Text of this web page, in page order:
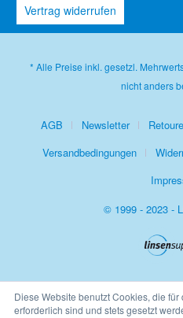
Vertrag widerrufen
* Alle Preise inkl. gesetzl.
nicht anders
AGB Newsletter
Versandbedingungen
© 1999 - 2023 -
Diese Website benutzt Cookies, die
erforderlich sind und stets gesetzt